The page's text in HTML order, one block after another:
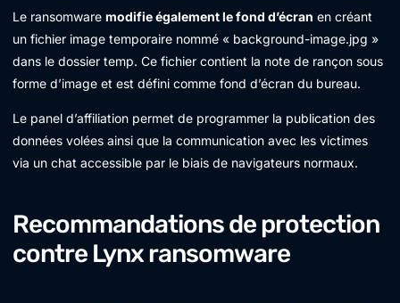
Le ransomware modifie également le fond d’écran en créant
un fichier image temporaire nommé « background-image.jpg »
dans le dossier temp. Ce fichier contient la note de rançon sous
forme d’image et est défini comme fond d’écran du bureau.
Le panel d’affiliation permet de programmer la publication des
données volées ainsi que la communication avec les victimes
via un chat accessible par le biais de navigateurs normaux.
Recommandations de protection
contre Lynx ransomware